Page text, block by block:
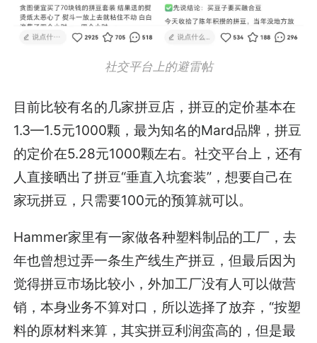
社交平台上的避雷帖
目前比较有名的几家拼豆店，拼豆的定价基本在
1.3—1.5元1000颗，最为知名的Mard品牌，拼豆
的定价在5.28元1000颗左右。社交平台上，还有
人直接晒出了拼豆“垂直入坑套装”，想要自己在
家玩拼豆，只需要100元的预算就可以。
Hammer家里有一家做各种塑料制品的工厂，去
年也曾想过弄一条生产线生产拼豆，但最后因为
觉得拼豆市场比较小，外加工厂没有人可以做营
销，本身业务不算对口，所以选择了放弃，“按塑
料的原材料来算，其实拼豆利润蛮高的，但是最